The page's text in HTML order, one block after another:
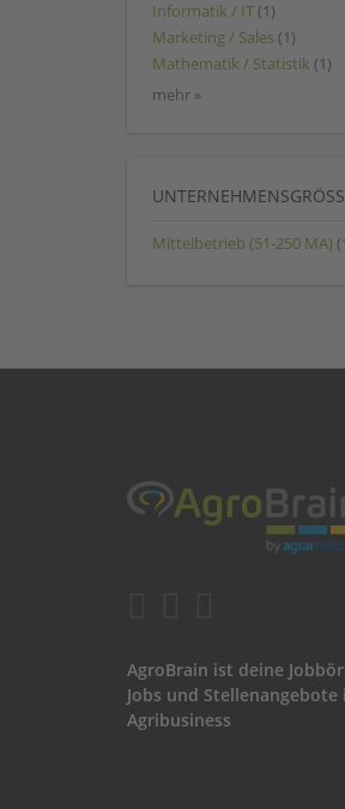
Informatik / IT (1)
Marketing / Sales (1)
Mathematik / Statistik (1)
mehr »
UNTERNEHMENSGRÖSSE
Mittelbetrieb (51-250 MA)
AgroBrain ist deine
Jobs und Stellenangebote
Agribusiness